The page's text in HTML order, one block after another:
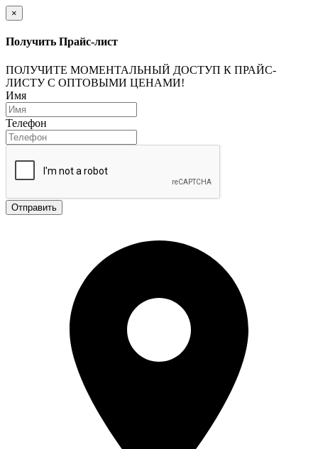
×
Получить Прайс-лист
ПОЛУЧИТЕ МОМЕНТАЛЬНЫЙ ДОСТУП К ПРАЙС-
ЛИСТУ С ОПТОВЫМИ ЦЕНАМИ!
Имя
Телефон
Отправить